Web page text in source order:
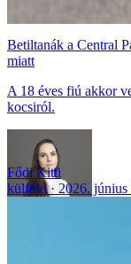
Betiltanák a Central
miatt
A 18 éves fiú akkor
kocsiról.
Fődi Kitti
külföld
2026. június